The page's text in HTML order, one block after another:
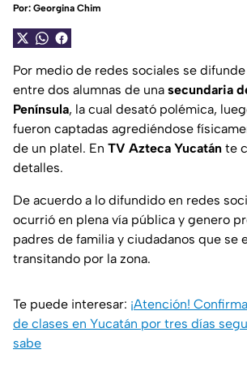
Por: Georgina Chim
Por medio de redes sociales se
entre dos alumnas de una secundaria
Península, la cual desató polémica,
fueron captadas agrediéndose
de un platel. En TV Azteca Yucatán te
detalles.
De acuerdo a lo difundido en redes
ocurrió en plena vía pública y genero
padres de familia y ciudadanos que se
transitando por la zona.
Te puede interesar: ¡Atención!
de clases en Yucatán por tres días
sabe